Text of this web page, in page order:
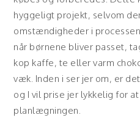
hyggeligt projekt, selvom
omstændigheder i
når børnene bliver passet,
kop kaffe, te eller varm
væk. Inden i ser jer om, er
og I vil prise jer lykkelig for
planlægningen.